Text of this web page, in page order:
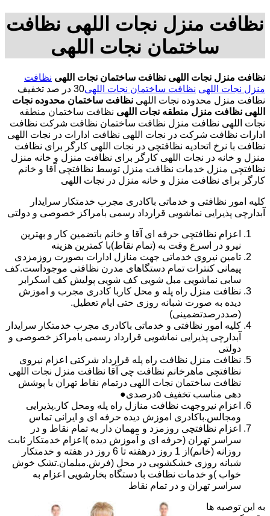
نظافت منزل نجات اللهی نظافت
ساختمان نجات اللهی
نظافت منزل نجات اللهی نظافت ساختمان نجات اللهی نظافت
منزل نجات اللهی نظافت ساختمان نجات اللهی
30 در صد تخفیف
نظافت منزل محدوده نجات اللهی نظافت ساختمان محدوده نجات
اللهی نظافت منزل منطقه نجات اللهی نظافت ساختمان منطقه
نجات اللهی نظافت منزل نظافت ساختمان نظافت شرکت نظافت
ادارات نظافت شرکت در نجات اللهی نظافت ادارات در نجات اللهی
نظافت با نرخ اتحادیه نظافتچی در نجات اللهی کارگر برای نظافت
منزل و خانه در نجات اللهی کارگر برای نظافت منزل و خانه منزل
نظافتچی منزل خدمات نظافت منزل توسط نظافتچی آقا و خانم
کارگر برای نظافت منزل و خانه منزل در نجات اللهی
کلیه امور نظافتی و خدماتی باکادری مجرب خدمتکار سرایدار
آبدارچی پذیرایی نماشویی قرارداد رسمی بامراکز خصوصی و دولتی
اعزام نظافتچی حرفه ای آقا و خانم باتضمین کار و بهترین
نیرو در اسرع وقت به (تمام نقاط)با کمترین هزینه
تامین نیروی خدماتی جهت منازل ادارات بصورت روزمزدی
پیمانی کنترات تمام دستگاهای مدرن نظافتی موجوداست.کف
سابی نماشویی مبل شویی کف شویی پولیش کف اسکرابر
نظافت منزل راه پله و محل کاربا کادری مجرب و اموزش
دیده به صورت شبانه روزی حتی ایام تعطیل.
(صددرصدتضمینی)
کلیه امور نظافتی و خدماتی باکادری مجرب خدمتکار سرایدار
آبدارچی پذیرایی نماشویی قرارداد رسمی بامراکز خصوصی و
دولتی
نظافت منزل نظافت راه پله قرارداد شرکتی اعزام نیروی
نظافتچی ماهرخانم نظافت چی آقا نظافت منزل نجات اللهی
نظافت ساختمان نجات اللهی درتمام نقاط تهران با پوشش
دهی مناسب تخفیف ۵درصدی●
اعزام نیروجهت نظافت منازل راه پله ومحل کار.پذیرایی
ومجالس.باکادری اموزش دیده حرفه ای و ایرانی تماس
اعزام نظافتچی روزمزد و مهمان دار به تمام نقاط و در
سراسر تهران (حرفه ای و آموزش دیده )اعزام خدمتکار ثابت
روزانه (خانم)از 1 روز درهفته تا 6 روز در هفته و خدمتکار
شبانه روزی خشکشویی در محل (فرش.مبلمان.تشک خوش
خواب )و خدمات نظافت با دستگاه بخارشویی اعزام به
سراسر تهران و در تمام نقاط
به این توصیه ها